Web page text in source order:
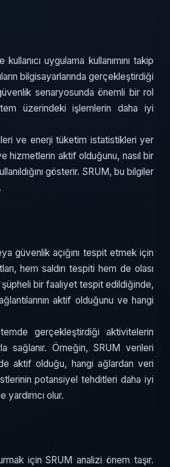
uygulama kullanımını takip
bilgisayarlarında gerçekleştirdiği
senaryosunda önemli bir rol
üzerindeki işlemlerin daha iyi
ve enerji tüketim istatistikleri yer
hizmetlerin aktif olduğunu, nasıl bir
gösterir. SRUM, bu bilgiler
güvenlik açığını tespit etmek için
hem saldırı tespiti hem de olası
bir faaliyet tespit edildiğinde,
aktif olduğunu ve hangi
gerçekleştirdiği aktivitelerin
sağlanır. Örneğin, SRUM verileri
aktif olduğu, hangi ağlardan veri
potansiyel tehditleri daha iyi
yardımcı olur.
için SRUM analizi önem taşır.